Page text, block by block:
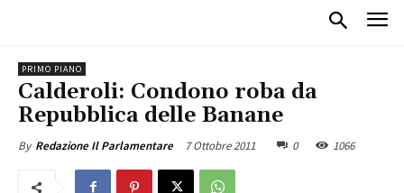
PRIMO PIANO
Calderoli: Condono roba da
Repubblica delle Banane
By Redazione Il Parlamentare 7 Ottobre 2011 0 1066